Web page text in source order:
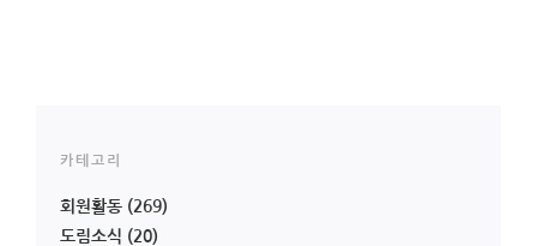
카테고리
회원활동 (269)
도림소식 (20)